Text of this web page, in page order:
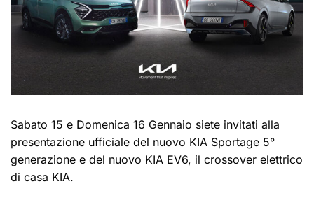
Sabato 15 e Domenica 16 Gennaio siete invitati alla
presentazione ufficiale del nuovo KIA Sportage 5°
generazione e del nuovo KIA EV6, il crossover elettrico
di casa KIA.